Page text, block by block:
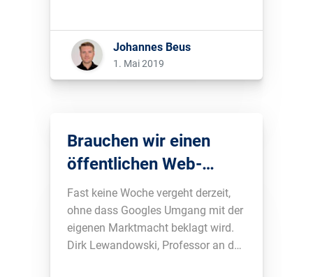
Webseite gerade deswegen mehr
Aufmerksamkeit erhalten sollte,
zeigt dieser Beitrag....
Johannes Beus
1. Mai 2019
Brauchen wir einen
öffentlichen Web-
Index?
Fast keine Woche vergeht derzeit,
ohne dass Googles Umgang mit der
eigenen Marktmacht beklagt wird.
Dirk Lewandowski, Professor an der